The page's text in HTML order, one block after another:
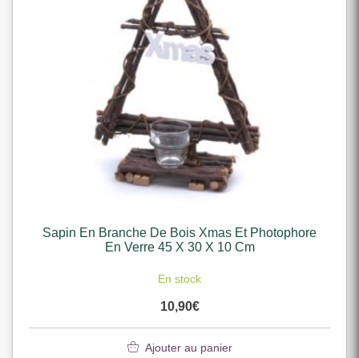
Sapin En Branche De Bois Xmas Et Photophore
En Verre 45 X 30 X 10 Cm
En stock
10,90€
Ajouter au panier